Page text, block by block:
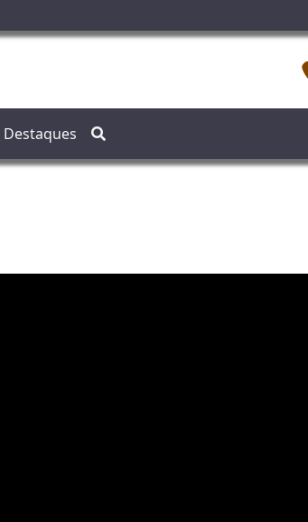
Destaques